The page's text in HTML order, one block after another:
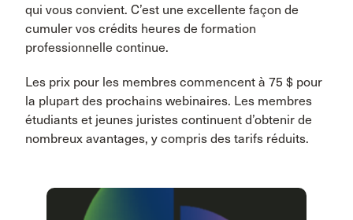
qui vous convient. C’est une excellente façon de
cumuler vos crédits heures de formation
professionnelle continue.
Les prix pour les membres commencent à 75 $ pour
la plupart des prochains webinaires. Les membres
étudiants et jeunes juristes continuent d’obtenir de
nombreux avantages, y compris des tarifs réduits.